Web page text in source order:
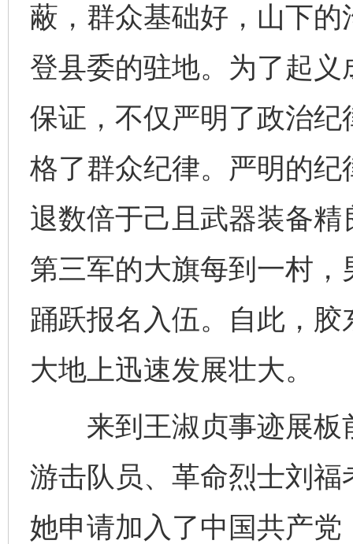
蔽，群众基础好，山下
登县委的驻地。为了起
保证，不仅严明了政治
格了群众纪律。严明的
退数倍于己且武器装备
第三军的大旗每到一村
踊跃报名入伍。自此，
大地上迅速发展壮大。
来到王淑贞事迹展板
游击队员、革命烈士刘
她申请加入了中国共产党